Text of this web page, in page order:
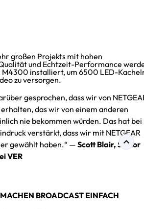
großen Projekts mit hohen
und Echtzeit-Performance
installiert, um 6500 LED-
zu versorgen.
gesprochen, dass wir von
das wir von einem anderen
nie bekommen würden. Das hat bei
verstärkt, dass wir mit NETGEAR
gewählt haben.“ — Scott Blair, Senior
VER
BROADCAST EINFACH